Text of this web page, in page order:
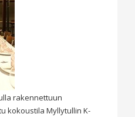
rakennettuun
kokoustila Myllytullin K-